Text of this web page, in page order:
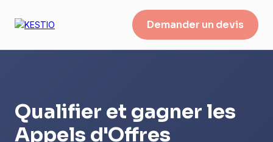
Demander un devis
Qualifier et gagner les
Appels d'Offres